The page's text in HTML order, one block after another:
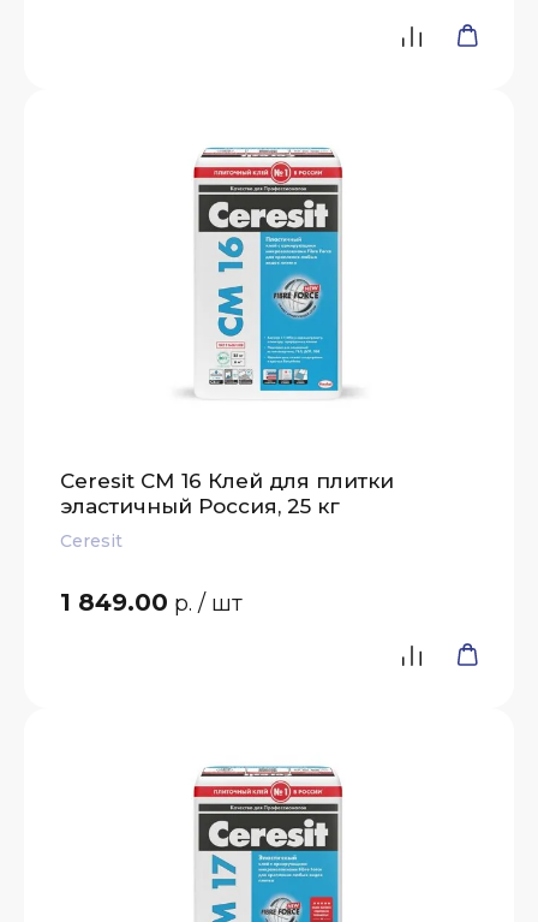
Ceresit СМ 16 Клей для плитки
эластичный Россия, 25 кг
Ceresit
1 849.00 р. / шт